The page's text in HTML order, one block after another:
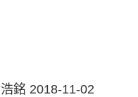
銘 2018-11-02